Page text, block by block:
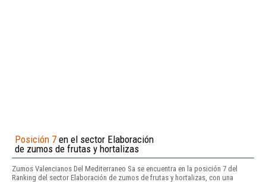
Posición 7 en el sector Elaboración
de zumos de frutas y hortalizas
Zumos Valencianos Del Mediterraneo Sa se encuentra en la posición 7 del
Ranking del sector Elaboración de zumos de frutas y hortalizas, con una